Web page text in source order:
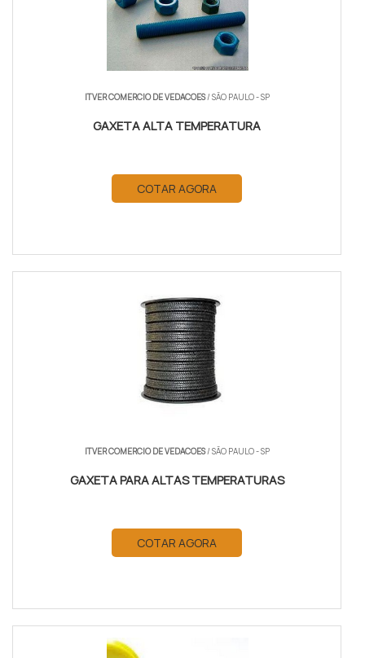
ITVER COMERCIO DE VEDACOES/ SÃO PAULO - SP
GAXETA ALTA TEMPERATURA
COTAR AGORA
ITVER COMERCIO DE VEDACOES/ SÃO PAULO - SP
GAXETA PARA ALTAS TEMPERATURAS
COTAR AGORA